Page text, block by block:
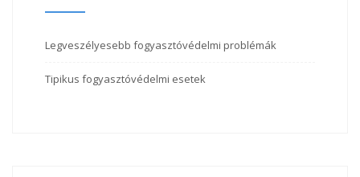
Legveszélyesebb fogyasztóvédelmi problémák
Tipikus fogyasztóvédelmi esetek